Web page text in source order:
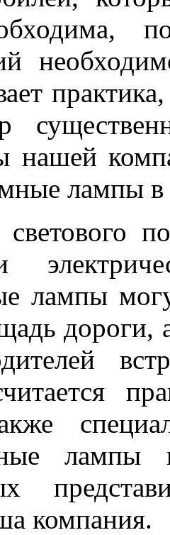
нашей
лампы в
лампы
дороги,
лампы
компания.